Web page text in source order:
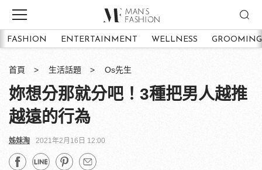
FASHION ENTERTAINMENT WELLNESS GROOMING
首頁 生活話題 Os先生
妳想分那就分吧！3種把男人越推
越遠的行為
姊妹淘 2021年2月16日 12:00